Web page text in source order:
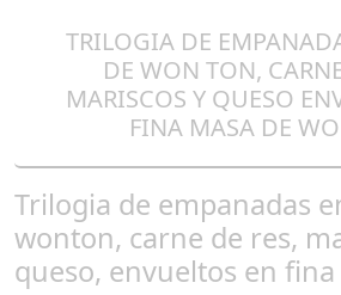
TRILOGIA DE
DE WON TON,
MARISCOS Y QUESO
FINA MASA DE
Trilogia de empanadas
wonton, carne de res,
queso, envueltos en